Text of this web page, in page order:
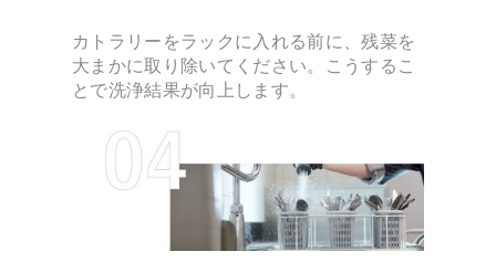
カトラリーをラックに入れる前に、残菜を
大まかに取り除いてください。こうするこ
とで洗浄結果が向上します。